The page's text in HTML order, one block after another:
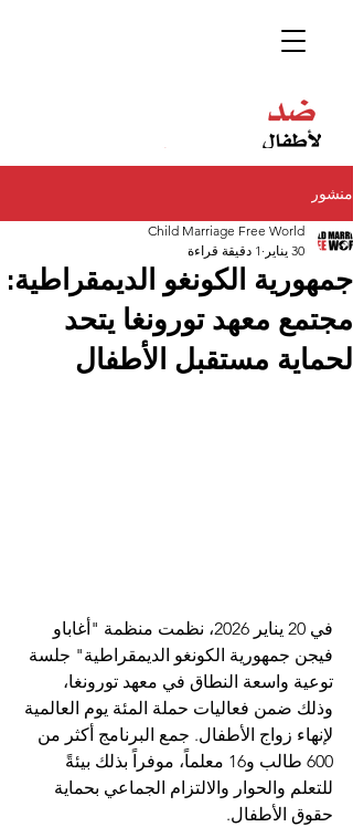
منشور
جمهورية الكونغو الديمقراطية:
مجتمع معهد تورونغا يتحد
لحماية مستقبل الأطفال
Child Marriage Free World
30 يناير
1 دقيقة قراءة
في 20 يناير 2026، نظمت منظمة "أغاباو
فيجن جمهورية الكونغو الديمقراطية" جلسة
توعية واسعة النطاق في معهد تورونغا،
وذلك ضمن فعاليات حملة المئة يوم العالمية
لإنهاء زواج الأطفال. جمع البرنامج أكثر من
600 طالب و16 معلماً، موفراً بذلك بيئةً
للتعلم والحوار والالتزام الجماعي بحماية
حقوق الأطفال.